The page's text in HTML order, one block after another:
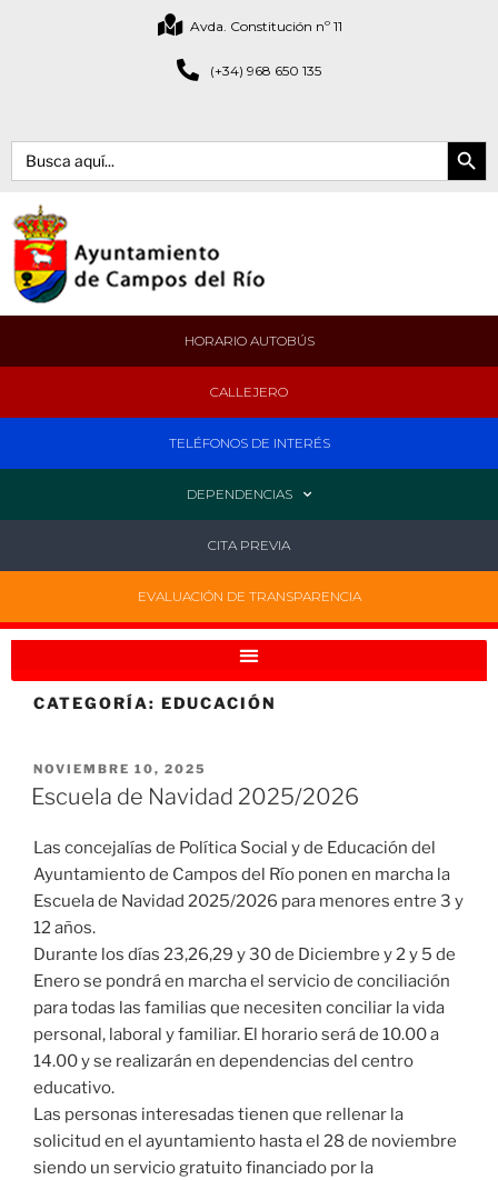
Avda. Constitución nº 11
(+34) 968 650 135
Buscar: Botón de
HORARIO AUTOBÚS
CALLEJERO
TELÉFONOS DE INTERÉS
DEPENDENCIAS
CITA PREVIA
EVALUACIÓN DE TRANSPARENCIA
CATEGORÍA: EDUCACIÓN
NOVIEMBRE 10, 2025
Escuela de Navidad 2025/2026
Las concejalías de Política Social y de Educación del
Ayuntamiento de Campos del Río ponen en marcha la
Escuela de Navidad 2025/2026 para menores entre 3 y
12 años.
Durante los días 23,26,29 y 30 de Diciembre y 2 y 5 de
Enero se pondrá en marcha el servicio de conciliación
para todas las familias que necesiten conciliar la vida
personal, laboral y familiar. El horario será de 10.00 a
14.00 y se realizarán en dependencias del centro
educativo.
Las personas interesadas tienen que rellenar la
solicitud en el ayuntamiento hasta el 28 de noviembre
siendo un servicio gratuito financiado por la